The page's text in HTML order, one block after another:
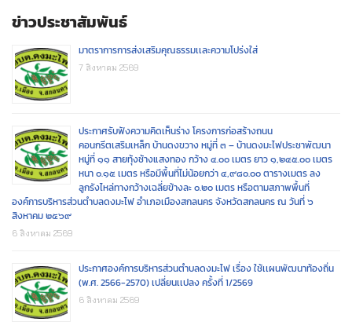
ข่าวประชาสัมพันธ์
มาตราการการส่งเสริมคุณธรรมเเละความโปร่งใส่
7 สิงหาคม 2569
ประกาศรับฟังความคิดเห็นร่าง โครงการก่อสร้างถนน
คอนกรีตเสริมเหล็ก บ้านดงขวาง หมู่ที่ ๓ – บ้านดงมะไฟประชาพัฒนา
หมู่ที่ ๑๑ สายทุ้งช้างแสงทอง กว้าง ๔.๐๐ เมตร ยาว ๑,๒๔๕.๐๐ เมตร
หนา ๐.๑๕ เมตร หรือมีพื้นที่ไม่น้อยกว่า ๔,๙๘๐.๐๐ ตารางเมตร ลง
ลูกรังไหล่ทางกว้างเฉลี่ยข้างละ ๐.๒๐ เมตร หรือตามสภาพพื้นที่
องค์การบริหารส่วนตำบลดงมะไฟ อำเภอเมืองสกลนคร จังหวัดสกลนคร ณ วันที่ ๖
สิงหาคม ๒๕๖๙
6 สิงหาคม 2569
ประกาศองค์การบริหารส่วนตำบลดงมะไฟ เรื่อง ใช้เเผนพัฒนาท้องถิ่น
(พ.ศ. 2566-2570) เปลี่ยนเเปลง ครั้งที่ 1/2569
6 สิงหาคม 2569